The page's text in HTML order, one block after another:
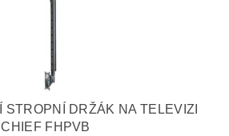
STROPNÍ DRŽÁK NA TELEVIZI
FHPVB